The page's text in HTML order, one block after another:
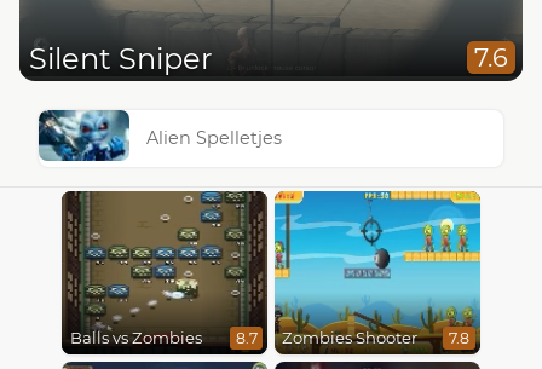
Silent Sniper 7.6
Alien Spelletjes
Balls vs Zombies 8.7 Zombies Shooter 7.8